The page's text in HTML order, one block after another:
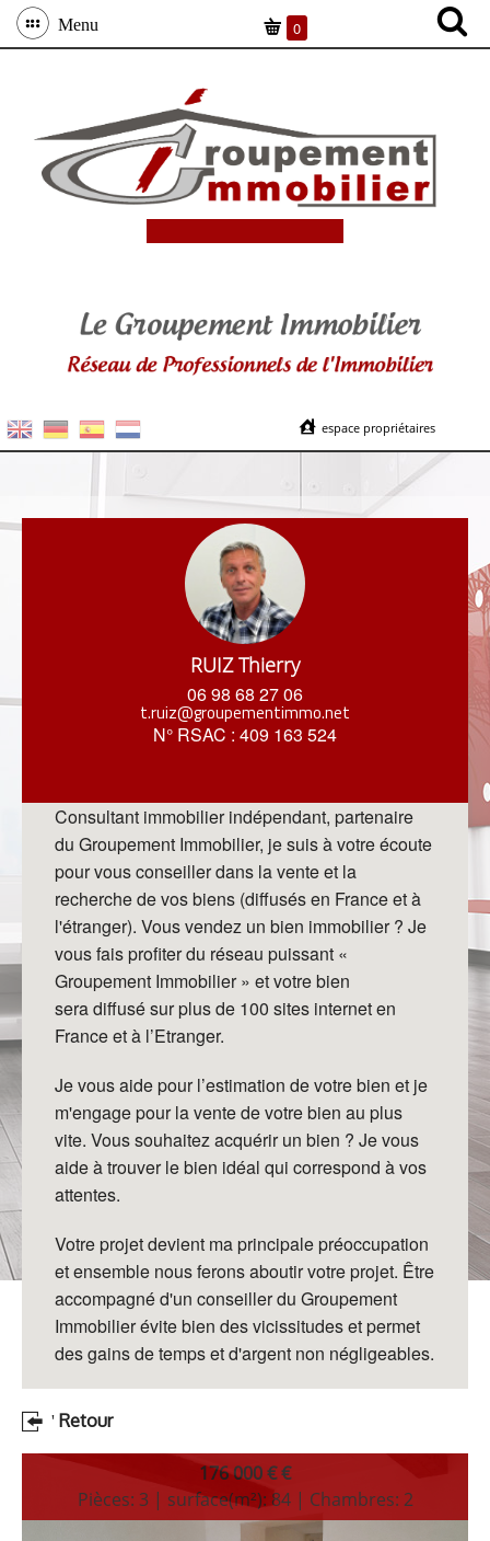
Menu 0
espace propriétaires
RUIZ Thierry
06 98 68 27 06
t.ruiz@groupementimmo.net
N° RSAC : 409 163 524
Consultant immobilier indépendant, partenaire
du Groupement Immobilier, je suis à votre écoute
pour vous conseiller dans la vente et la
recherche de vos biens (diffusés en Franceet à
l'étranger). Vous vendez un bien immobilier ? Je
vous fais profiter du réseau puissant «
Groupement Immobilier » et votre bien
seradiffusé sur plus de 100 sites internet en
France et à l’Etranger.
Je vous aide pour l’estimation de votre bien et je
m'engage pour la vente de votre bien au plus
vite. Vous souhaitez acquérir un bien ? Je vous
aide à trouver lebien idéal qui correspond à vos
attentes.
Votre projetdevient ma principale préoccupation
et ensemble nous feronsaboutir votre projet. Être
accompagné d'un conseiller du Groupement
Immobilierévite bien des vicissitudes et permet
des gains de temps etd'argent non négligeables.
Retour
176 000 € €
Pièces: 3 | surface(m²): 84 | Chambres: 2